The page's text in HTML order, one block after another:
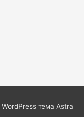
WordPress тема Astra